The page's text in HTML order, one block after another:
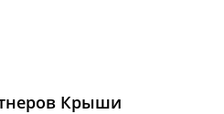
Крыши